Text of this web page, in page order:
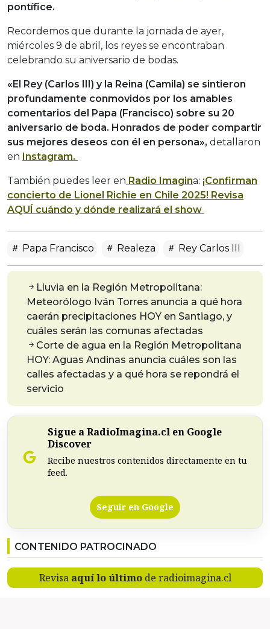
pontífice.
Recordemos que durante la jornada de ayer,
miércoles 9 de abril, los reyes se encontraban
celebrando su aniversario de bodas.
«El Rey (Carlos III) y la Reina (Camila) se sintieron
profundamente conmovidos por los amables
comentarios del Papa (Francisco) sobre su 20
aniversario de boda. Honrados de poder compartir
sus mejores deseos con él en persona», detallaron
en Instagram.
También puedes leer en Radio Imagina: ¡Confirman
concierto de Lionel Richie en Chile 2025! Revisa
AQUÍ cuándo y dónde realizará el show
Papa Francisco Realeza Rey Carlos III
Lluvia en la Región Metropolitana:
Meteorólogo Iván Torres anuncia a qué hora
caerán precipitaciones HOY en Santiago, y
cuáles serán las comunas afectadas
Corte de agua en la Región Metropolitana
HOY: Aguas Andinas anuncia cuáles son las
calles afectadas y a qué hora se repondrá el
servicio
Sigue a RadioImagina.cl en Google
Discover
Recibe nuestros contenidos directamente en tu
feed.
Seguir en Google
CONTENIDO PATROCINADO
Revisa aquí lo últimode radioimagina.cl